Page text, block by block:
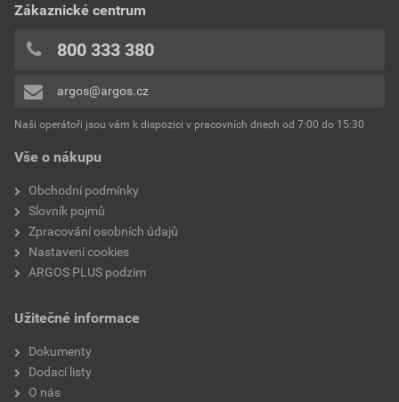
Vše o nákupu
Obchodní podmínky
Slovník pojmů
Zpracování osobních údajů
Nastavení cookies
ARGOS PLUS podzim
Užitečné informace
Dokumenty
Dodací listy
O nás
Zákaznické centrum
800 333 380
argos@argos.cz
Naši operátoři jsou vám k dispozici v pracovních dnech od 7:00 do 15:30